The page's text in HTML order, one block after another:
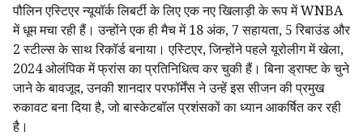
पौलिन एस्टिएर न्यूयॉर्क लिबर्टी के लिए एक नए खिलाड़ी के रूप में WNBA
में धूम मचा रही हैं। उन्होंने एक ही मैच में 18 अंक, 7 सहायता, 5 रिबाउंड और
2 स्टील्स के साथ रिकॉर्ड बनाया। एस्टिएर, जिन्होंने पहले यूरोलीग में खेला,
2024 ओलंपिक में फ्रांस का प्रतिनिधित्व कर चुकी हैं। बिना ड्राफ्ट के चुने
जाने के बावजूद, उनकी शानदार परफॉर्मेंस ने उन्हें इस सीजन की प्रमुख
रुकावट बना दिया है, जो बास्केटबॉल प्रशंसकों का ध्यान आकर्षित कर रही
है।